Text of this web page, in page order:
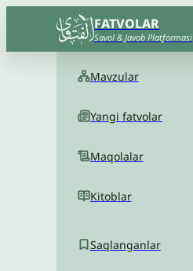
FATVOLAR
Savol & Javob Platformasi
Mavzular
Yangi fatvolar
Maqolalar
Kitoblar
Saqlanganlar